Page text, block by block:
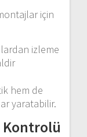
için
izleme
hem de
yaratabilir.
Kontrolü